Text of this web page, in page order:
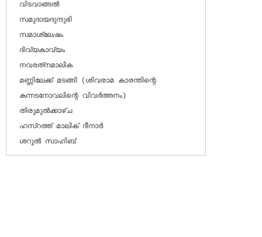
വിടവാങ്ങല്‍
സമുദായദുന്ദുഭി
സമാശ്ലേഷം
ദിവ്യകാവ്യം
നവരത്‌നമാലിക
മണ്ണിലേക്ക് മടങ്ങി (ശിവരാമ കാരന്തിന്റെ
കന്നടനോവലിന്റെ വിവര്‍ത്തനം)
തിരുമുല്‍ക്കാഴ്ച
ഹസ്‌റത്ത് മാലിക് ദീനാര്‍
ശറൂല്‍ സാഹിബ്